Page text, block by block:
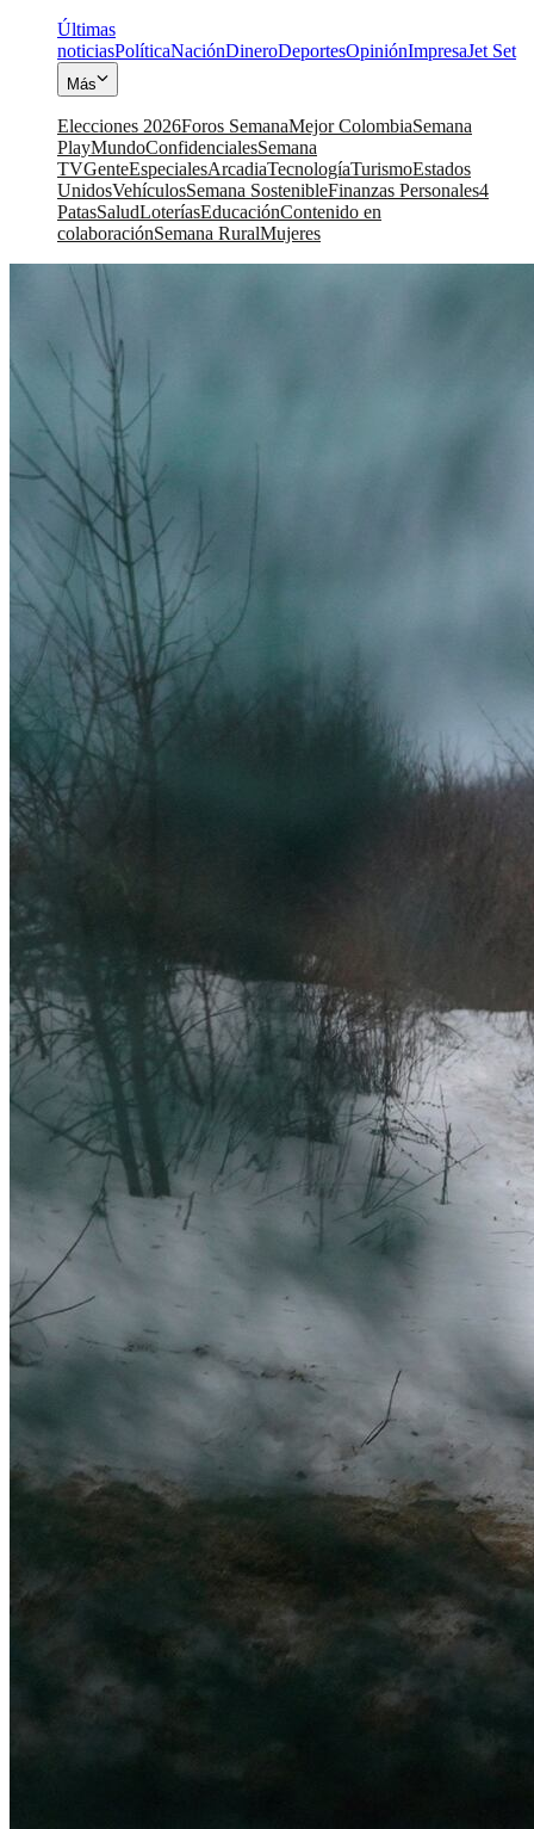
Últimas
noticiasPolíticaNaciónDineroDeportesOpiniónImpresaJet Set
Más
Elecciones 2026Foros SemanaMejor ColombiaSemana
PlayMundoConfidencialesSemana
TVGenteEspecialesArcadiaTecnologíaTurismoEstados
UnidosVehículosSemana SostenibleFinanzas Personales4
PatasSaludLoteríasEducaciónContenido en
colaboraciónSemana RuralMujeres